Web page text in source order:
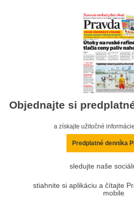
Objednajte si
a získajte užitočné
Predplatné denníka
sledujte naše
stiahnite si aplikáciu a čítajte
mobile